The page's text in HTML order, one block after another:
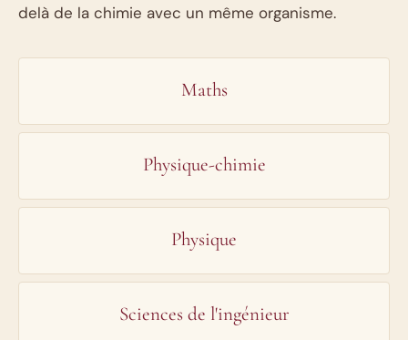
delà de la chimie avec un même organisme.
Maths
Physique-chimie
Physique
Sciences de l'ingénieur